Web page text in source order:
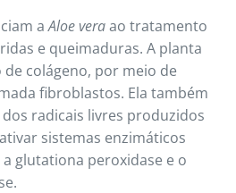
aAloe veraao tratamento
e queimaduras. A planta
colágeno, por meio de
fibroblastos. Ela também
radicais livres produzidos
sistemas enzimáticos
glutationa peroxidase e o